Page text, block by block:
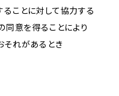
ことに対して協力する
同意を得ることにより
れがあるとき